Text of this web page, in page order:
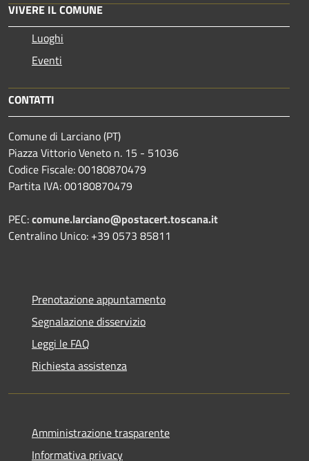
VIVERE IL COMUNE
Luoghi
Eventi
CONTATTI
Comune di Larciano (PT)
Piazza Vittorio Veneto n. 15 - 51036
Codice Fiscale: 00180870479
Partita IVA: 00180870479
PEC:comune.larciano@postacert.toscana.it
Centralino Unico: +39 0573 85811
Prenotazione appuntamento
Segnalazione disservizio
Leggi le FAQ
Richiesta assistenza
Amministrazione trasparente
Informativa privacy